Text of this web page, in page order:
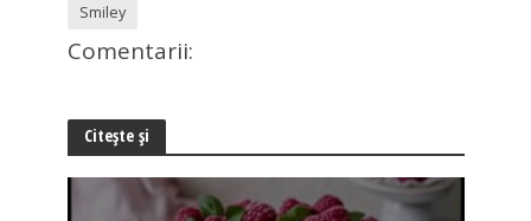
Smiley
Comentarii:
Citește și